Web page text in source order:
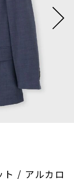
ト / アルカロ